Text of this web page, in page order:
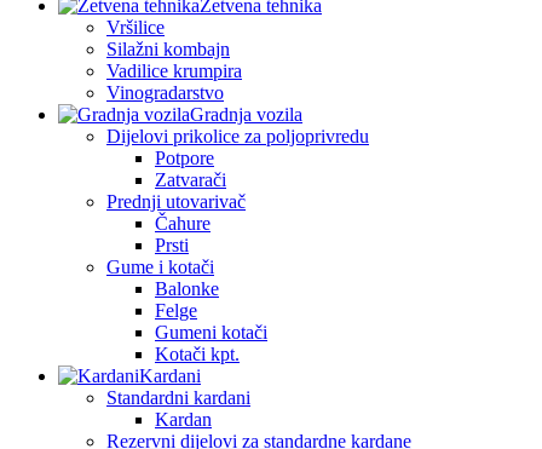
Žetvena tehnika
Vršilice
Silažni kombajn
Vadilice krumpira
Vinogradarstvo
Gradnja vozila
Dijelovi prikolice za poljoprivredu
Potpore
Zatvarači
Prednji utovarivač
Čahure
Prsti
Gume i kotači
Balonke
Felge
Gumeni kotači
Kotači kpt.
Kardani
Standardni kardani
Kardan
Rezervni dijelovi za standardne kardane